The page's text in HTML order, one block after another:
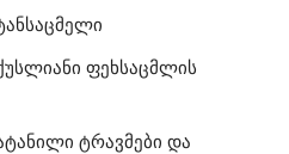
ფეხსაცმლის
ტრავმები და